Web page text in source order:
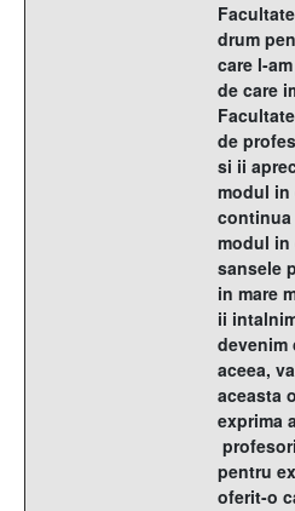
drum
care l-
de care
de
si ii
modul in
continua
modul in
sansele
in mare
ii
devenim
aceea,
aceasta
exprima
pentru
oferit-o